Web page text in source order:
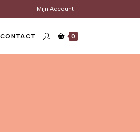
Mijn Account
CONTACT 0